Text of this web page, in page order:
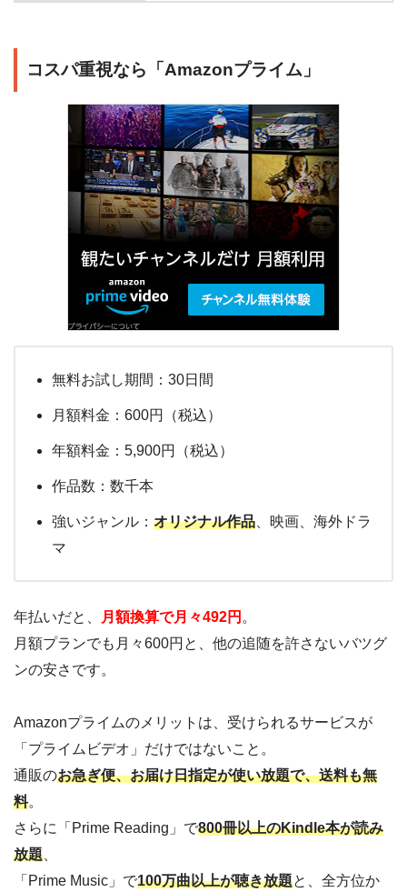
コスパ重視なら「Amazonプライム」
無料お試し期間：30日間
月額料金：600円（税込）
年額料金：5,900円（税込）
作品数：数千本
強いジャンル： オリジナル作品 、映画、海外ドラ
マ
年払いだと、 月額換算で月々492円 。
月額プランでも月々600円と、他の追随を許さないバツグ
ンの安さです。
Amazonプライムのメリットは、受けられるサービスが
「プライムビデオ」だけではないこと。
通販のお急ぎ便、お届け日指定が使い放題で、送料も無
料。
さらに「Prime Reading」で800冊以上のKindle本が読み
放題
「Prime Music」で100万曲以上が聴き放題と、全方位か